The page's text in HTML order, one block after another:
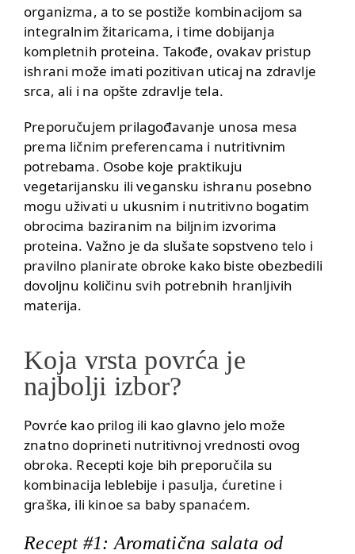
organizma, a to se postiže kombinacijom sa
integralnim žitaricama, i time dobijanja
kompletnih proteina. Takođe, ovakav pristup
ishrani može imati pozitivan uticaj na zdravlje
srca, ali i na opšte zdravlje tela.
Preporučujem prilagođavanje unosa mesa
prema ličnim preferencama i nutritivnim
potrebama. Osobe koje praktikuju
vegetarijansku ili vegansku ishranu posebno
mogu uživati u ukusnim i nutritivno bogatim
obrocima baziranim na biljnim izvorima
proteina. Važno je da slušate sopstveno telo i
pravilno planirate obroke kako biste obezbedili
dovoljnu količinu svih potrebnih hranljivih
materija.
Koja vrsta povrća je
najbolji izbor?
Povrće kao prilog ili kao glavno jelo može
znatno doprineti nutritivnoj vrednosti ovog
obroka. Recepti koje bih preporučila su
kombinacija leblebije i pasulja, ćuretine i
graška, ili kinoe sa baby spanaćem.
Recept #1: Aromatična salata od